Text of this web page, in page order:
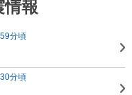
情報
分頃
分頃